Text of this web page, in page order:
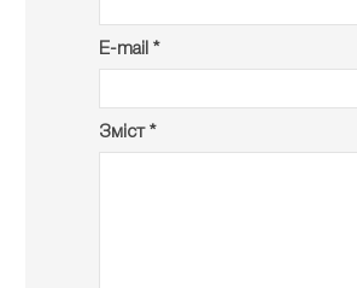
E-mail *
Зміст *